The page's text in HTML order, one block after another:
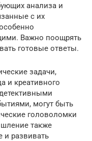
анализа и
с их
Важно поощрять
готовые ответы.
задачи,
и креативного
могут быть
головоломки
также
и развивать